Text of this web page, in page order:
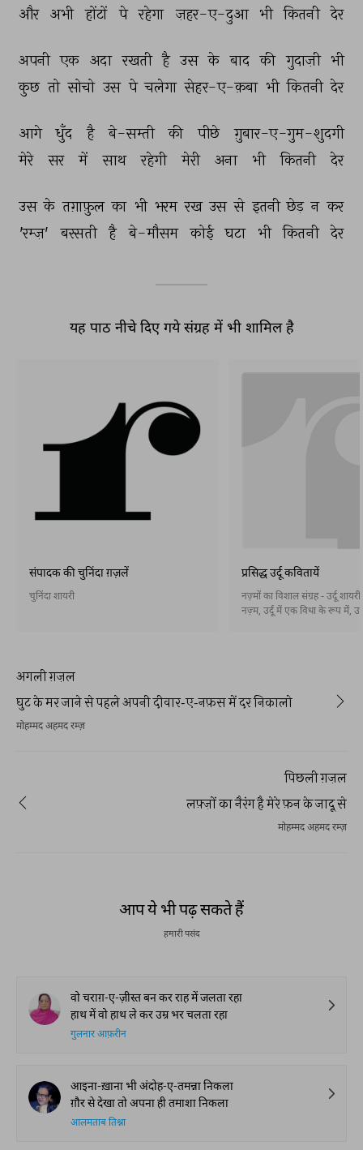
और अभी होंटों पे रहेगा ज़हर-ए-दुआ भी कितनी देर
अपनी एक अदा रखती है उस के बाद की गुदाज़ी भी
कुछ तो सोचो उस पे चलेगा सेहर-ए-क़बा भी कितनी देर
आगे धुँद है बे-सम्ती की पीछे
ग़ुबार-ए-गुम-शुदगी
मेरे
सर में साथ रहेगी मेरी अना भी कितनी देर
उस के तग़ाफ़ुल का भी भरम रख उस से इतनी छेड़ न कर
'रम्ज़'
बरसती है बे-मौसम कोई घटा भी कितनी देर
यह पाठ नीचे दिए गये संग्रह में भी शामिल है
संपादक की चुनिंदा ग़ज़लें
चुनिंदा शायरी
प्रसिद्ध उर्दू कवितायें
नज़्मों का विशाल संग्रह - उर्दू
नज़्म, उर्दू में एक विधा के रूप में,
अगली ग़ज़ल
घुट के मर जाने से पहले अपनी दीवार-ए-नफ़स में दर निकालो
मोहम्मद अहमद रम्ज़
पिछली ग़ज़ल
लफ़्ज़ों का नैरंग है मेरे फ़न के जादू से
मोहम्मद अहमद रम्ज़
आप ये भी पढ़ सकते हैं
हमारी पसंद
वो चराग़-ए-ज़ीस्त बन कर राह में जलता रहा
हाथ में वो हाथ ले कर उम्र भर चलता रहा
गुलनार आफ़रीन
आइना-ख़ाना भी अंदोह-ए-तमन्ना निकला
ग़ौर से देखा तो अपना ही तमाशा निकला
आलमताब तिश्ना